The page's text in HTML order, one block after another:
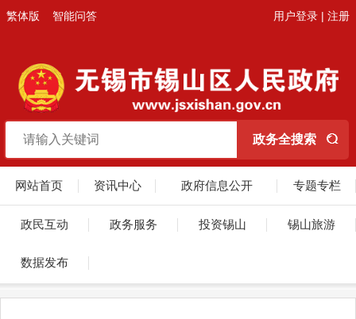
繁体版 智能问答 用户登录 | 注册
网站首页 资讯中心 政府信息公开 专题专栏
政民互动 政务服务 投资锡山 锡山旅游
数据发布